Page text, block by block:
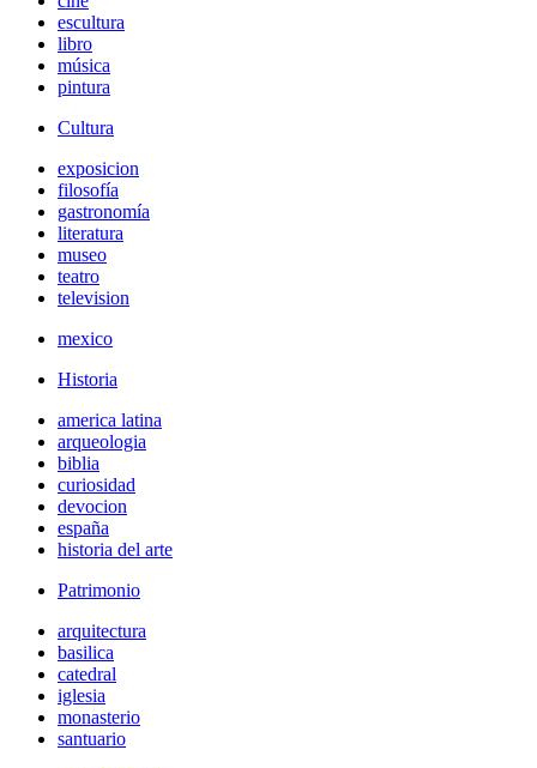
escultura
libro
música
pintura
Cultura
exposicion
filosofía
gastronomía
literatura
museo
teatro
television
mexico
Historia
america latina
arqueologia
biblia
curiosidad
devocion
españa
historia del arte
Patrimonio
arquitectura
basilica
catedral
iglesia
monasterio
santuario